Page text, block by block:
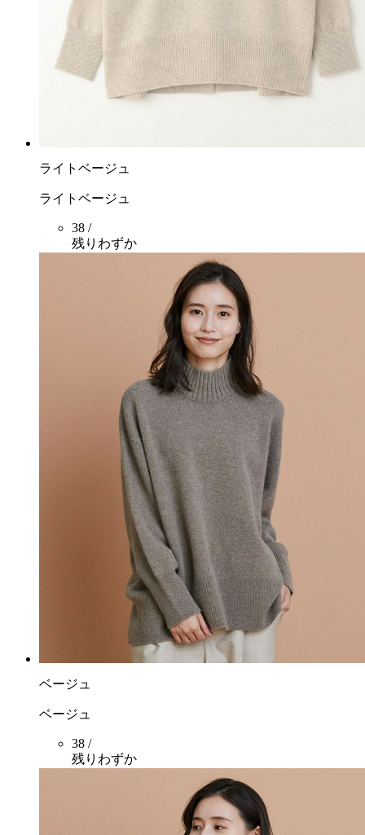
ライトベージュ
ライトベージュ
38 /
残りわずか
ベージュ
ベージュ
38 /
残りわずか